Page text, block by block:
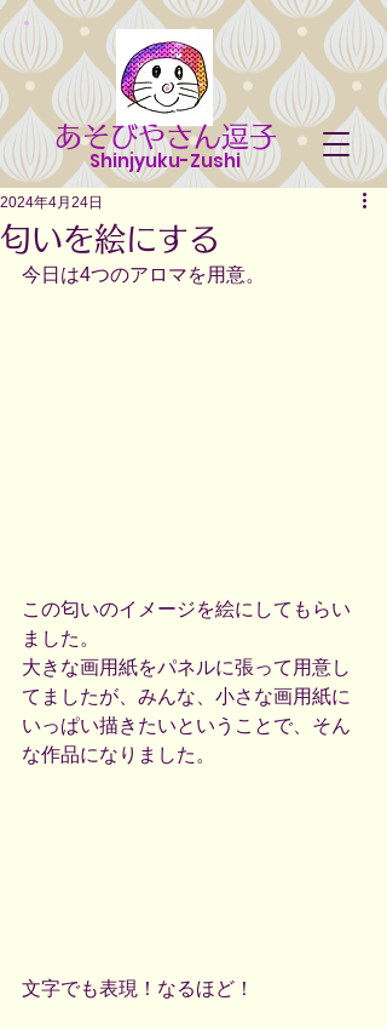
あそびやさん逗子
Shinjyuku-Zushi
匂いを絵にする
2024年4月24日
今日は4つのアロマを用意。
この匂いのイメージを絵にしてもらい
ました。
大きな画用紙をパネルに張って用意し
てましたが、みんな、小さな画用紙に
いっぱい描きたいということで、そん
な作品になりました。
文字でも表現！なるほど！